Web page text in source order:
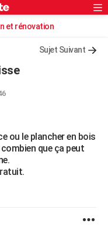
Rechercher
et rénovation
Sujet Suivant
ou le plancher en bois
que ça peut